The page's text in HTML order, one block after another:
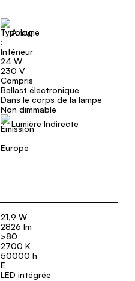
A mur
Intérieur
24 W
230 V
Compris
Ballast électronique
Dans le corps de la lampe
Non dimmable
Lumière Indirecte
Europe
21,9 W
2826 lm
>80
2700 K
50000 h
E
LED intégrée